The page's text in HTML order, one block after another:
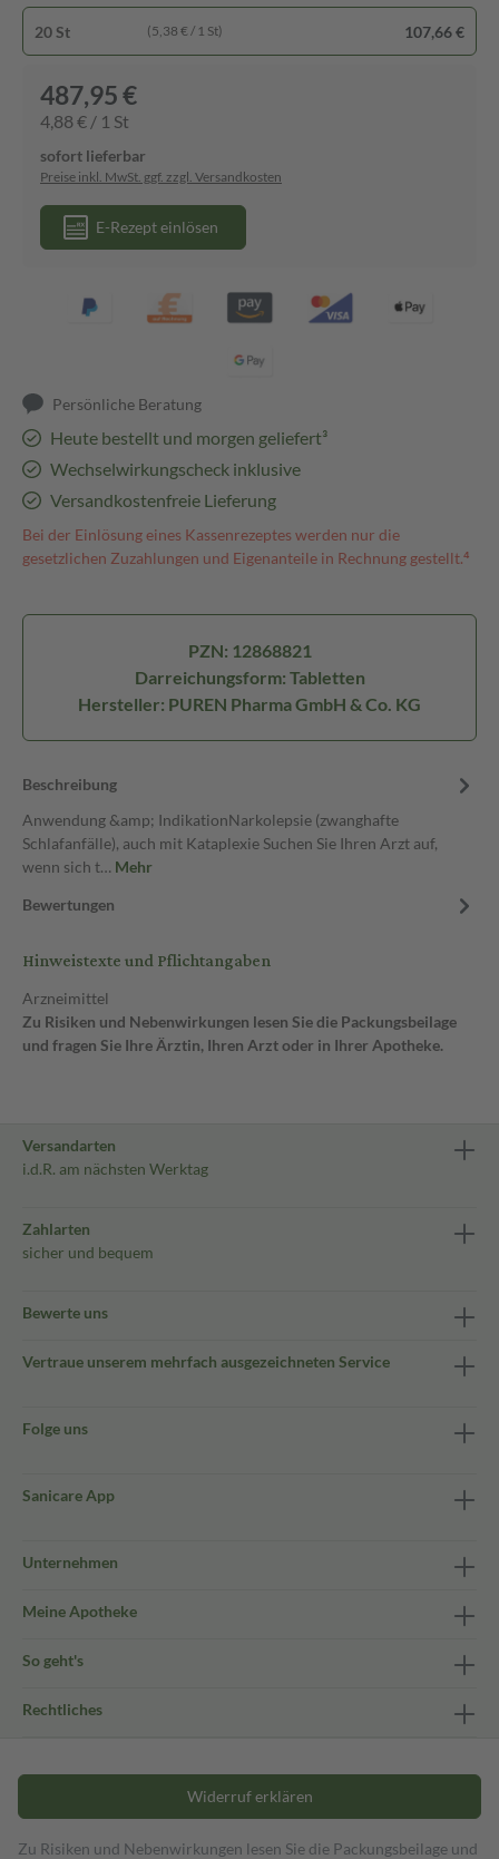
20 St (5,38 € / 1 St) 107,66 €
487,95 €
4,88 € / 1 St
sofort lieferbar
Preise inkl. MwSt. ggf. zzgl. Versandkosten
E-Rezept einlösen
Persönliche Beratung
Heute bestellt und morgen geliefert³
Wechselwirkungscheck inklusive
Versandkostenfreie Lieferung
Bei der Einlösung eines Kassenrezeptes werden nur die
gesetzlichen Zuzahlungen und Eigenanteile in Rechnung gestellt.⁴
PZN: 12868821
Darreichungsform: Tabletten
Hersteller: PUREN Pharma GmbH & Co. KG
Beschreibung
Anwendung &amp; IndikationNarkolepsie (zwanghafte
Schlafanfälle), auch mit Kataplexie Suchen Sie Ihren Arzt auf,
wenn sich t… Mehr
Bewertungen
Hinweistexte und Pflichtangaben
Arzneimittel
Zu Risiken und Nebenwirkungen lesen Sie die Packungsbeilage
und fragen Sie Ihre Ärztin, Ihren Arzt oder in Ihrer Apotheke.
Versandarten
i.d.R. am nächsten Werktag
Zahlarten
sicher und bequem
Bewerte uns
Vertraue unserem mehrfach ausgezeichneten Service
Folge uns
Sanicare App
Unternehmen
Meine Apotheke
So geht's
Rechtliches
Widerruf erklären
Zu Risiken und Nebenwirkungen lesen Sie die Packungsbeilage und